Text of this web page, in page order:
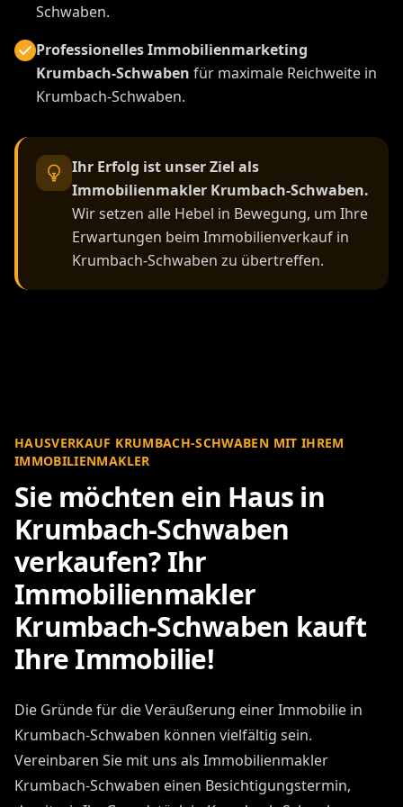
Schwaben.
Professionelles Immobilienmarketing
Krumbach-Schwaben für maximale Reichweite in
Krumbach-Schwaben.
Ihr Erfolg ist unser Ziel als
Immobilienmakler Krumbach-Schwaben.
Wir setzen alle Hebel in Bewegung, um Ihre
Erwartungen beim Immobilienverkauf in
Krumbach-Schwaben zu übertreffen.
HAUSVERKAUF KRUMBACH-SCHWABEN MIT IHREM
IMMOBILIENMAKLER
Sie möchten ein Haus in
Krumbach-Schwaben
verkaufen? Ihr
Immobilienmakler
Krumbach-Schwaben kauft
Ihre Immobilie!
Die Gründe für die Veräußerung einer Immobilie in
Krumbach-Schwaben können vielfältig sein.
Vereinbaren Sie mit uns als Immobilienmakler
Krumbach-Schwaben einen Besichtigungstermin,